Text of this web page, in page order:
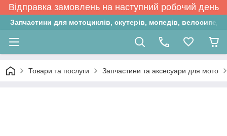
Відправка замовлень на наступний робочий день
Запчастини для мотоциклів, скутерів, мопедів,
Товари та послуги Запчастини та аксесуари для мото